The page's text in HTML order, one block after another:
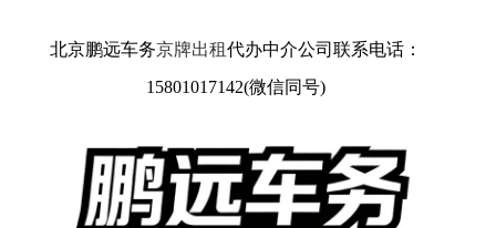
北京鹏远车务京牌出租代办中介公司联系电话：
15801017142(微信同号)